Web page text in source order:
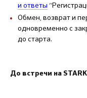
и ответы
Обмен, возврат и
одновременно с
до старта.
До встречи на